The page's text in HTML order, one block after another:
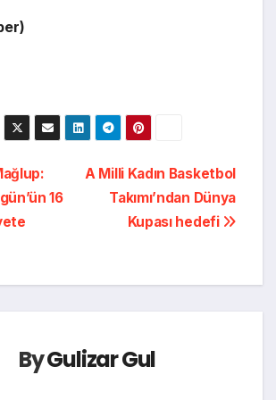
A Milli Kadın Basketbol
Takımı’ndan Dünya
Kupası hedefi
16
ByGulizar Gul